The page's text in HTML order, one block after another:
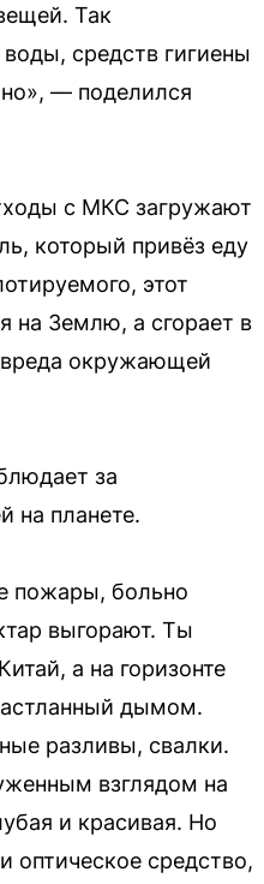
Так
средств гигиены
— поделился
с МКС загружают
который привёз еду
этот
на Землю, а сгорает в
вреда окружающей
за
на планете.
пожары, больно
выгорают. Ты
а на горизонте
дымом.
разливы, свалки.
взглядом на
и красивая. Но
оптическое средство,